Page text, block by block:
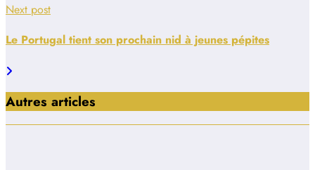
Next post
Le Portugal tient son prochain nid à jeunes pépites
Autres articles